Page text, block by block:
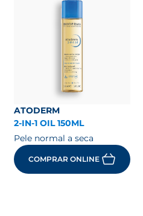
ATODERM
2-IN-1 OIL 150ML
Pele normal a seca
COMPRAR ONLINE